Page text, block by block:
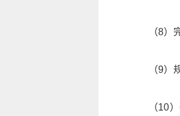
（8）
（9）
（10